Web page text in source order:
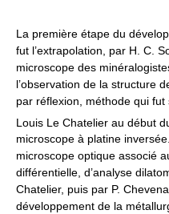
La première étape du
fut l’extrapolation, par H. C.
microscope des
l’observation de la structure
par réflexion, méthode qui
Louis Le Chatelier au début
microscope à platine
microscope optique associé
différentielle, d’analyse
Chatelier, puis par P.
développement de la